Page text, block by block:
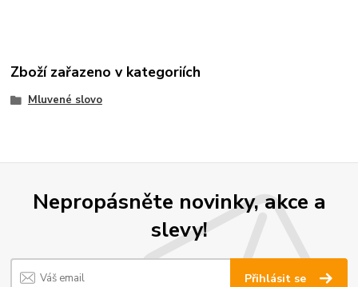
Zboží zařazeno v kategoriích
Mluvené slovo
Nepropásněte novinky, akce a
slevy!
Přihlásit se